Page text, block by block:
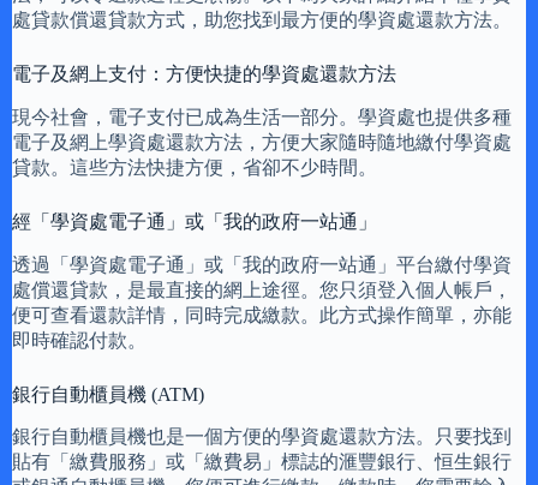
處貸款償還貸款方式，助您找到最方便的學資處還款方法。
電子及網上支付：方便快捷的學資處還款方法
現今社會，電子支付已成為生活一部分。學資處也提供多種
電子及網上學資處還款方法，方便大家隨時隨地繳付學資處
貸款。這些方法快捷方便，省卻不少時間。
經「學資處電子通」或「我的政府一站通」
透過「學資處電子通」或「我的政府一站通」平台繳付學資
處償還貸款，是最直接的網上途徑。您只須登入個人帳戶，
便可查看還款詳情，同時完成繳款。此方式操作簡單，亦能
即時確認付款。
銀行自動櫃員機 (ATM)
銀行自動櫃員機也是一個方便的學資處還款方法。只要找到
貼有「繳費服務」或「繳費易」標誌的滙豐銀行、恒生銀行